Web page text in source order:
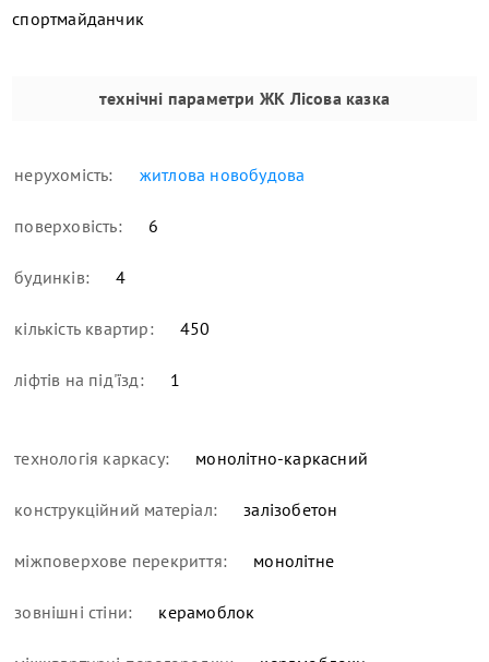
спортмайданчик
технічні параметри ЖК Лісова казка
нерухомість: житлова новобудова
поверховість: 6
будинків: 4
кількість квартир: 450
ліфтів на під'їзд: 1
технологія каркасу: монолітно-каркасний
конструкційний матеріал: залізобетон
міжповерхове перекриття: монолітне
зовнішні стіни: керамоблок